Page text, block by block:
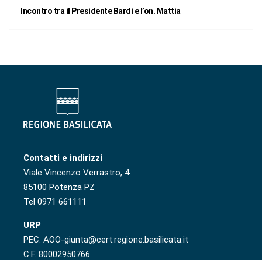
Incontro tra il Presidente Bardi e l’on. Mattia
Contatti e indirizzi
Viale Vincenzo Verrastro, 4
85100 Potenza PZ
Tel 0971 661111
URP
PEC: AOO-giunta@cert.regione.basilicata.it
C.F. 80002950766